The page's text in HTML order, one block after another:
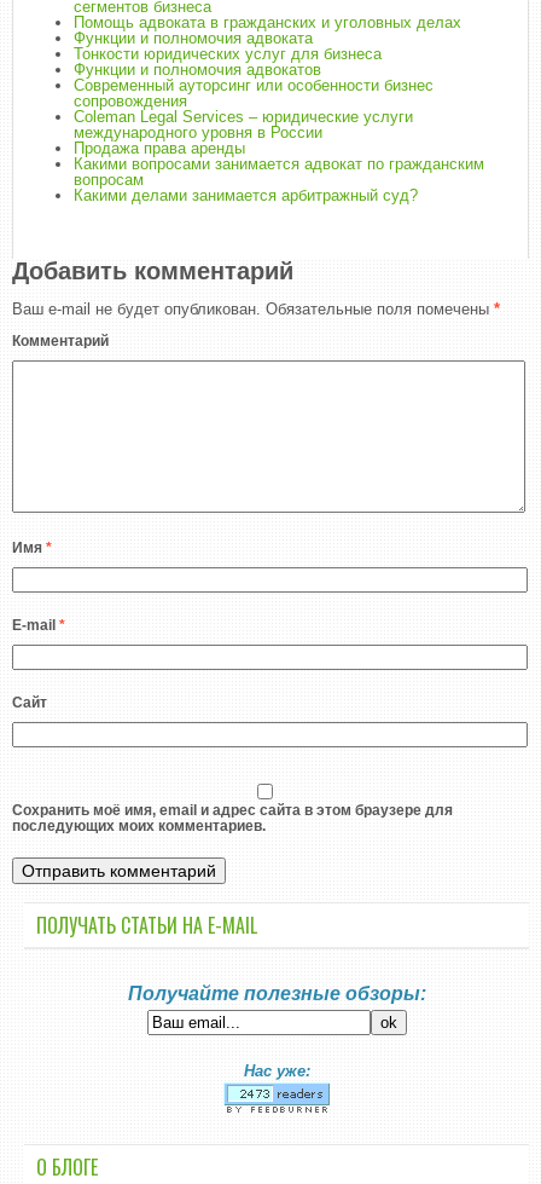
сегментов бизнеса
Помощь адвоката в гражданских и уголовных делах
Функции и полномочия адвоката
Тонкости юридических услуг для бизнеса
Функции и полномочия адвокатов
Современный ауторсинг или особенности бизнес
сопровождения
Coleman Legal Services – юридические услуги
международного уровня в России
Продажа права аренды
Какими вопросами занимается адвокат по гражданским
вопросам
Какими делами занимается арбитражный суд?
Добавить комментарий
Ваш e-mail не будет опубликован. Обязательные поля помечены *
Комментарий
Имя *
E-mail *
Сайт
Сохранить моё имя, email и адрес сайта в этом браузере для
последующих моих комментариев.
ПОЛУЧАТЬ СТАТЬИ НА E-MАIL
Получайте полезные обзоры:
Нас уже:
О БЛОГЕ